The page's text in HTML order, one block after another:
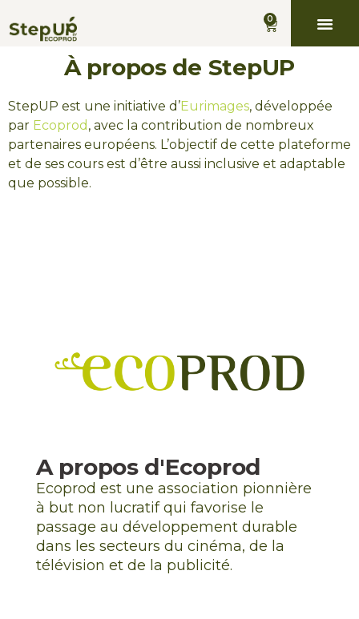
0
0
À propos de StepUP
StepUP est une initiative d’Eurimages, développée
par Ecoprod , avec la contribution de nombreux
partenaires européens. L’objectif de cette plateforme
et de ses cours est d’être aussi inclusive et adaptable
que possible.
A propos d'Ecoprod
Ecoprod est une association pionnière
à but non lucratif qui favorise le
passage au développement durable
dans les secteurs du cinéma, de la
télévision et de la publicité.